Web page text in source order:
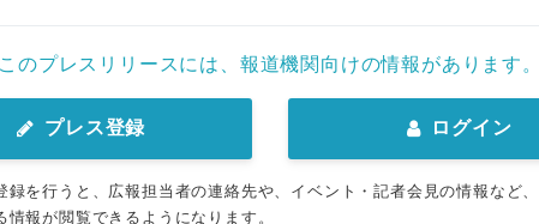
このプレスリリースには、報道機関向けの情報があります
プレス登録 ログイン
録を行うと、広報担当者の連絡先や、イベント・記者会見の情報など
情報が閲覧できるようになります。